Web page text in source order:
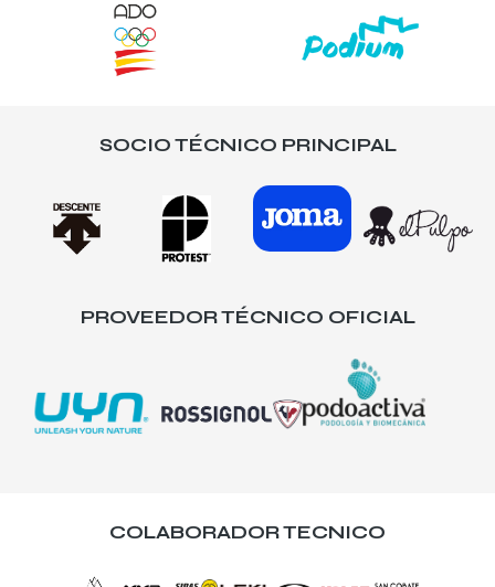
SOCIO TÉCNICO PRINCIPAL
PROVEEDOR TÉCNICO OFICIAL
COLABORADOR TECNICO